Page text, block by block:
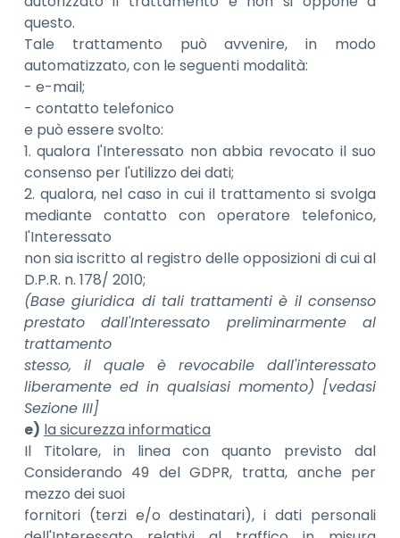
questo.
Tale trattamento può avvenire, in modo
automatizzato, con le seguenti modalità:
- e-mail;
- contatto telefonico
e può essere svolto:
1. qualora l'Interessato non abbia revocato il suo
consenso per l'utilizzo dei dati;
2. qualora, nel caso in cui il trattamento si svolga
mediante contatto con operatore telefonico,
l'Interessato
non sia iscritto al registro delle opposizioni di cui al
D.P.R. n. 178/ 2010;
(Base giuridica di tali trattamenti è il consenso
prestato dall'Interessato preliminarmente al
trattamento
stesso, il quale è revocabile dall'interessato
liberamente ed in qualsiasi momento) [vedasi
Sezione III]
e) la sicurezza informatica
Il Titolare, in linea con quanto previsto dal
Considerando 49 del GDPR, tratta, anche per
mezzo dei suoi
fornitori (terzi e/o destinatari), i dati personali